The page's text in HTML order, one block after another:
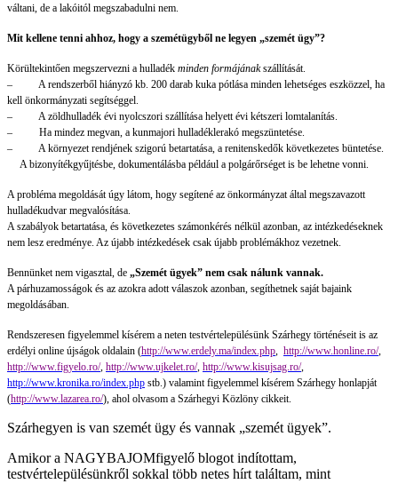
váltani, de a lakóitól megszabadulni nem.
Mit kellene tenni ahhoz, hogy a szemétügyből ne legyen „szemét ügy”?
Körültekintően megszervezni a hulladék minden formájánakszállítását.
– A rendszerből hiányzó kb. 200 darab kuka pótlása minden lehetséges eszközzel, ha
kell önkormányzati segítséggel.
– A zöldhulladék évi nyolcszori szállítása helyett évi kétszeri lomtalanítás.
– Ha mindez megvan, a kunmajori hulladéklerakó megszüntetése.
– A környezet rendjének szigorú betartatása, a renitenskedők következetes büntetése.
A bizonyítékgyűjtésbe, dokumentálásba például a polgárőrséget is be lehetne vonni.
A probléma megoldását úgy látom, hogy segítené az önkormányzat által megszavazott
hulladékudvar megvalósítása.
A szabályok betartatása, és következetes számonkérés nélkül azonban, az intézkedéseknek
nem lesz eredménye. Az újabb intézkedések csak újabb problémákhoz vezetnek.
Bennünket nem vigasztal, de „Szemét ügyek” nem csak nálunk vannak.
A párhuzamosságok és az azokra adott válaszok azonban, segíthetnek saját bajaink
megoldásában.
Rendszeresen figyelemmel kísérem a neten testvértelepülésünk Szárhegy történéseit is az
erdélyi online újságok oldalain (http://www.erdely.ma/index.php, http://www.honline.ro/,
http://www.figyelo.ro/, http://www.ujkelet.ro/, http://www.kisujsag.ro/,
http://www.kronika.ro/index.php stb.) valamint figyelemmel kísérem Szárhegy honlapját
(http://www.lazarea.ro/), ahol olvasom a Szárhegyi Közlöny cikkeit.
Szárhegyen is van szemét ügy és vannak „szemét ügyek”.
Amikor a NAGYBAJOMfigyelő blogot indítottam,
testvértelepülésünkről sokkal több netes hírt találtam, mint